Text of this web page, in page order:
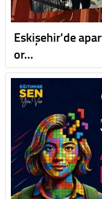
Eskişehir'de
or…